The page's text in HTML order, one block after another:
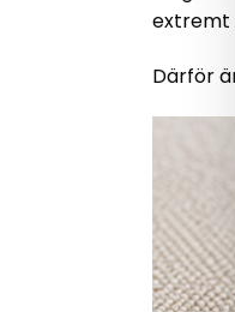
extremt
Därför